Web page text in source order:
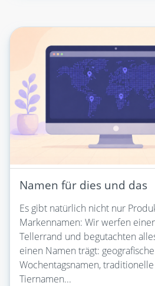
Namen für dies und das
Es gibt natürlich nicht nur
Markennamen: Wir werfen
Tellerrand und begutachten
einen Namen trägt:
Wochentagsnamen,
Tiernamen...